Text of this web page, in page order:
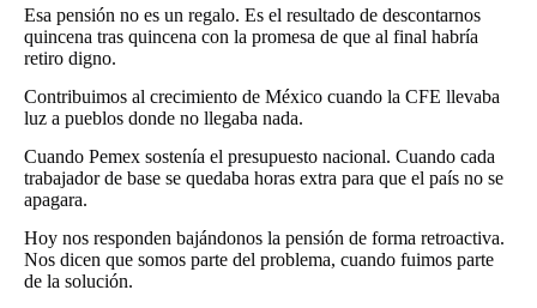
Esa pensión no es un regalo. Es el resultado de descontarnos
quincena tras quincena con la promesa de que al final habría
retiro digno.
Contribuimos al crecimiento de México cuando la CFE llevaba
luz a pueblos donde no llegaba nada.
Cuando Pemex sostenía el presupuesto nacional. Cuando cada
trabajador de base se quedaba horas extra para que el país no se
apagara.
Hoy nos responden bajándonos la pensión de forma retroactiva.
Nos dicen que somos parte del problema, cuando fuimos parte
de la solución.